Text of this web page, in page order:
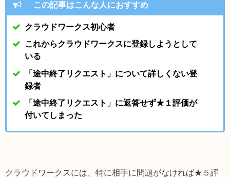
この記事はこんな人におすすめ
クラウドワークス初心者
これからクラウドワークスに登録しようとして
いる
「途中終了リクエスト」について詳しくない登
録者
「途中終了リクエスト」に返答せず★１評価が
付いてしまった
クラウドワークスには、特に相手に問題がなければ★５評